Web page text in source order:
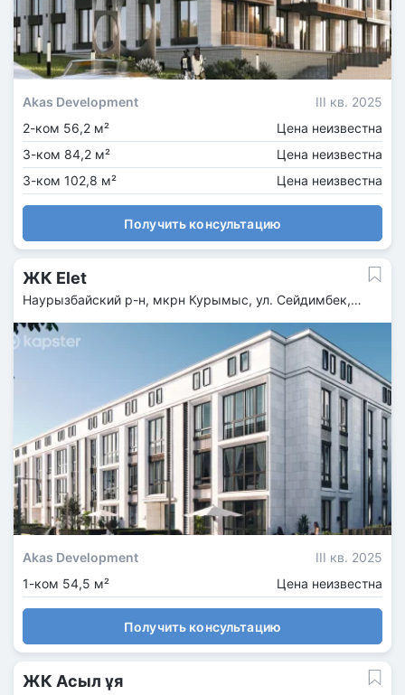
Akas Development
III кв. 2025
2-ком 56,2 м²
Цена неизвестна
3-ком 84,2 м²
Цена неизвестна
3-ком 102,8 м²
Цена неизвестна
Получить консультацию
ЖК Elet
Наурызбайский р-н, мкрн Курымыс, ул. Сейдимбек,
25/44
Akas Development
III кв. 2025
1-ком 54,5 м²
Цена неизвестна
Получить консультацию
ЖК Асыл ұя